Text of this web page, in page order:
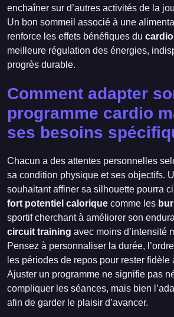
enchaîner sur d’autres activités de la
Un bon sommeil associé à une
renforce les effets bénéfiques du cardio
meilleure régulation des énergies,
progrès durable.
Comment adapter
programme cardio
ses besoins
Chacun a des attentes personnelles
sa condition physique et ses objectifs.
souhaitant affiner sa silhouette pourra
fort potentiel calorique comme les
sportif cherchant à améliorer son
circuit training avec moins d’intensité
Pensez à personnaliser la durée,
les périodes de repos pour rester fidèle
Ajuster un programme ne signifie pas
compliquer les séances, mais bien
afin de garder le plaisir d’avancer.